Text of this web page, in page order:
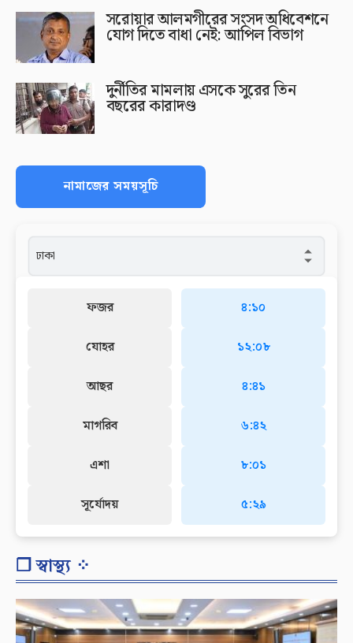
সরোয়ার আলমগীরের সংসদ অধিবেশনে
যোগ দিতে বাধা নেই: আপিল বিভাগ
দুর্নীতির মামলায় এসকে সুরের তিন
বছরের কারাদণ্ড
নামাজের সময়সূচি
ফজর
যোহর
আছর
মাগরিব
এশা
সূর্যোদয়
৪:১০
১২:০৮
৪:৪১
৬:৪২
৮:০১
৫:২৯
❐ স্বাস্থ্য ⁘